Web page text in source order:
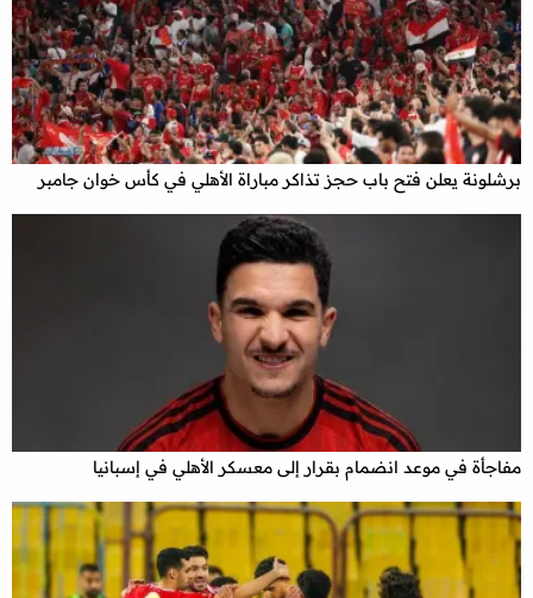
برشلونة يعلن فتح باب حجز تذاكر مباراة الأهلي في كأس خوان جامبر
مفاجأة في موعد انضمام بقرار إلى معسكر الأهلي في إسبانيا